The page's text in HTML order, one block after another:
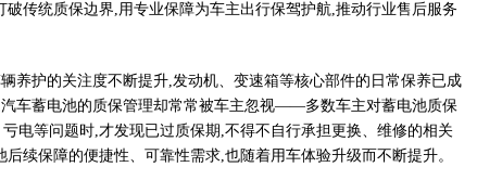
传统质保边界,用专业保障为车主出行保驾护航,推动行业售后服务
养护的关注度不断提升,发动机、变速箱等核心部件的日常保养已成
车蓄电池的质保管理却常常被车主忽视——多数车主对蓄电池质保
电等问题时,才发现已过质保期,不得不自行承担更换、维修的相关
续保障的便捷性、可靠性需求,也随着用车体验升级而不断提升。